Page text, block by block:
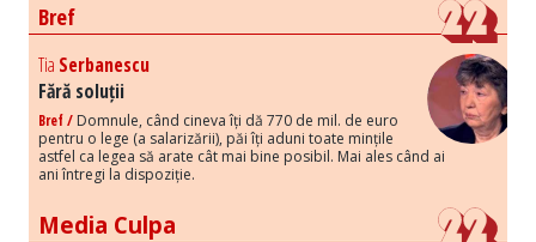
Bref
Tia Serbanescu
Fără soluții
Bref / Domnule, când cineva îți dă 770 de mil. de euro
pentru o lege (a salarizării), păi îți aduni toate mințile
astfel ca legea să arate cât mai bine posibil. Mai ales când ai
ani întregi la dispoziție.
Media Culpa